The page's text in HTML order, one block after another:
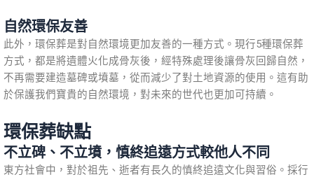
自然環保友善
此外，環保葬是對自然環境更加友善的一種方式。現行5種環保葬
方式，都是將遺體火化成骨灰後，經特殊處理後讓骨灰回歸自然，
不再需要建造墓碑或墳墓，從而減少了對土地資源的使用。這有助
於保護我們寶貴的自然環境，對未來的世代也更加可持續。
環保葬缺點
不立碑、不立墳，慎終追遠方式較他人不同
東方社會中，對於祖先、逝者有長久的慎終追遠文化與習俗。採行